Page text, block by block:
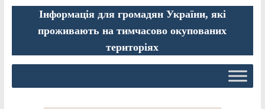
Інформація для громадян України, які
проживають на тимчасово окупованих
територіях